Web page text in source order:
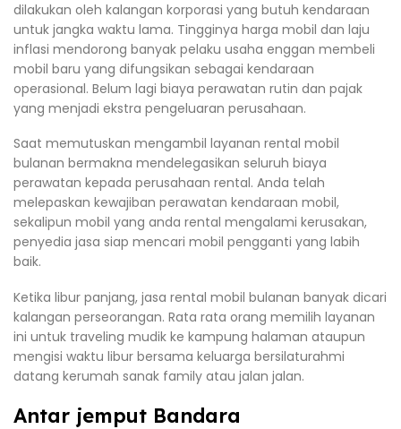
dilakukan oleh kalangan korporasi yang butuh kendaraan
untuk jangka waktu lama. Tingginya harga mobil dan laju
inflasi mendorong banyak pelaku usaha enggan membeli
mobil baru yang difungsikan sebagai kendaraan
operasional. Belum lagi biaya perawatan rutin dan pajak
yang menjadi ekstra pengeluaran perusahaan.
Saat memutuskan mengambil layanan rental mobil
bulanan bermakna mendelegasikan seluruh biaya
perawatan kepada perusahaan rental. Anda telah
melepaskan kewajiban perawatan kendaraan mobil,
sekalipun mobil yang anda rental mengalami kerusakan,
penyedia jasa siap mencari mobil pengganti yang labih
baik.
Ketika libur panjang, jasa rental mobil bulanan banyak dicari
kalangan perseorangan. Rata rata orang memilih layanan
ini untuk traveling mudik ke kampung halaman ataupun
mengisi waktu libur bersama keluarga bersilaturahmi
datang kerumah sanak family atau jalan jalan.
Antar jemput Bandara